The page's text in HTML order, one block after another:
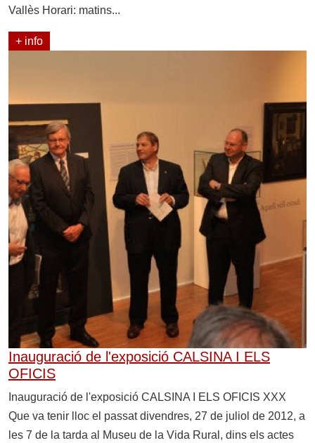
Vallès Horari: matins...
+ info
Inauguració de l'exposició CALSINA I ELS
OFICIS
Inauguració de l'exposició CALSINA I ELS OFICIS XXX
Que va tenir lloc el passat divendres, 27 de juliol de 2012, a
les 7 de la tarda al Museu de la Vida Rural, dins els actes